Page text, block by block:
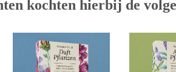
kochten hierbij de